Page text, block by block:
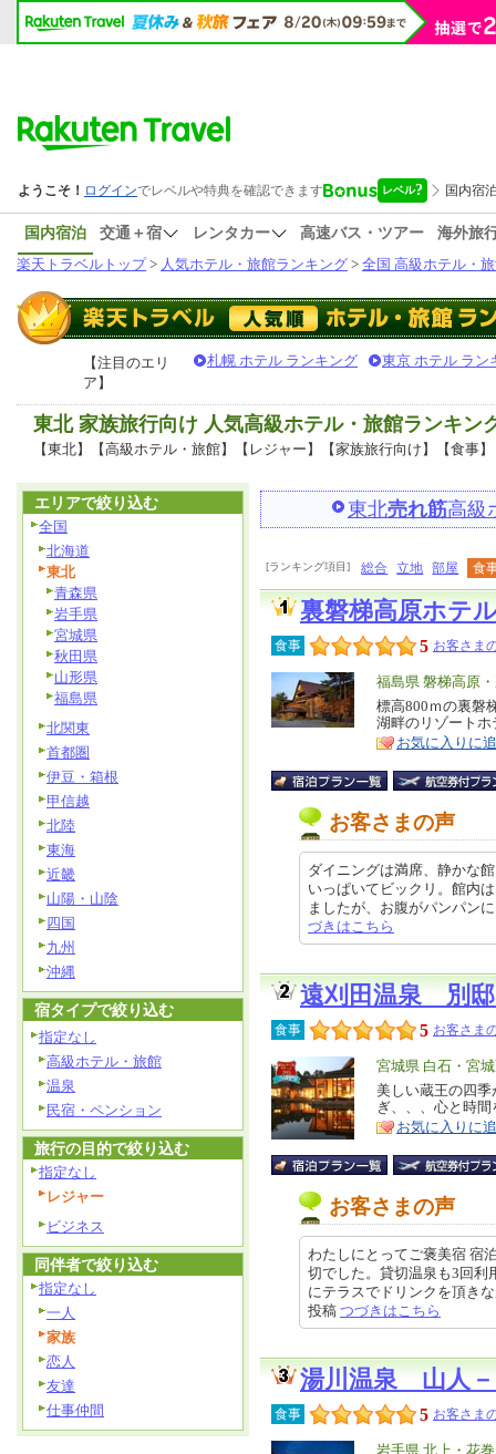
国内宿泊 交通＋宿 レンタカー 高速バス・ツアー
海外旅
楽天トラベルトップ> 人気ホテル・旅館ランキング > 全国 高級ホテル・
【注目のエリ
ア】
札幌 ホテル ランキング 東京 ホテル ラン
東北 家族旅行向け 人気高級ホテル・旅館ランキン
【東北】【高級ホテル・旅館】【レジャー】【家族旅行向け】【食事】
東北売れ筋高級
[ランキング項目] 総合 立地 部屋 食
裏磐梯高原ホテ
食事 5 お客さま
エ
リ
ア
福島県 磐梯高原
特
徴
標高800ｍの裏磐
湖畔のリゾート
お気に入りに
お客さまの声
ダイニングは満席、静かな
いっぱいてビックリ。館内
ましたが、お腹がパンパン
づきはこちら
遠刈田温泉 別
食事 5 お客さま
エ
リ
ア
宮城県 白石・宮
特
徴
美しい蔵王の四
ぎ、、、心と時
お気に入りに
お客さまの声
わたしにとってご褒美宿 宿
切でした。貸切温泉も3回利
にテラスでドリンクを頂き
投稿 つづきはこちら
湯川温泉 山人－
食事 5 お客さま
岩手県 北上・花
エリアで絞り込む
全国
北海道
東北
青森県
岩手県
宮城県
秋田県
山形県
福島県
北関東
首都圏
伊豆・箱根
甲信越
北陸
東海
近畿
山陽・山陰
四国
九州
沖縄
宿タイプで絞り込む
指定なし
高級ホテル・旅館
温泉
民宿・ペンション
旅行の目的で絞り込む
指定なし
レジャー
ビジネス
同伴者で絞り込む
指定なし
一人
家族
恋人
友達
仕事仲間